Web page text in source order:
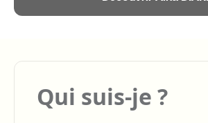
Qui suis-je ?